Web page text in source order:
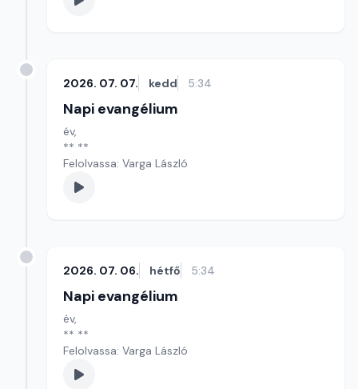
2026. 07. 07. kedd 5:34
Napi evangélium
év,
** **
Felolvassa: Varga László
2026. 07. 06. hétfő 5:34
Napi evangélium
év,
** **
Felolvassa: Varga László